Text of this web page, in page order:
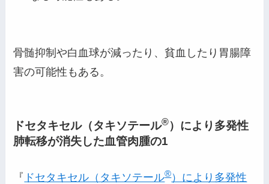
骨髄抑制や白血球が減ったり、貧血したり胃腸障
害の可能性もある。
ドセタキセル（タキソテール®）により多発性
肺転移が消失した血管肉腫の1
『 ドセタキセル（タキソテール®）により多発性